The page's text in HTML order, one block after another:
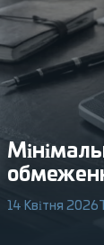
14 Квітня 2026